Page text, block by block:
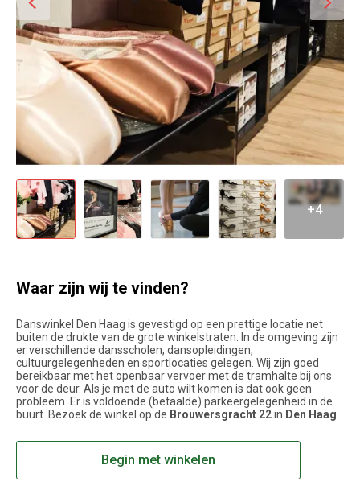
+4
Waar zijn wij te vinden?
Danswinkel Den Haag is gevestigd op een prettige locatie net
buiten de drukte van de grote winkelstraten. In de omgeving zijn
er verschillende dansscholen, dansopleidingen,
cultuurgelegenheden en sportlocaties gelegen. Wij zijn goed
bereikbaar met het openbaar vervoer met de tramhalte bij ons
voor de deur. Als je met de auto wilt komen is dat ook geen
probleem. Er is voldoende (betaalde) parkeergelegenheid in de
buurt. Bezoek de winkel op de Brouwersgracht 22in Den Haag
Begin met winkelen